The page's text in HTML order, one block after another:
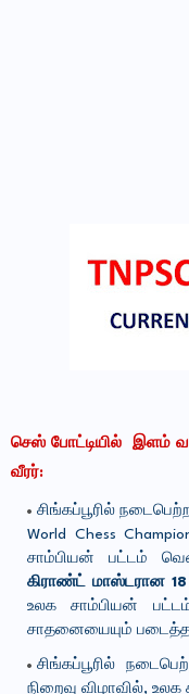
செஸ்போட்​டி​யில்
இளம்
வீரர்:
சிங்​கப்​பூரில்
World Chess
சாம்​பியன் பட்டம்
கிராண்ட் மாஸ்​டரான
உலக சாம்​பியன்
சாதனையை​யும்
சிங்​கப்​பூரில்
நிறைவு விழா​வில்,